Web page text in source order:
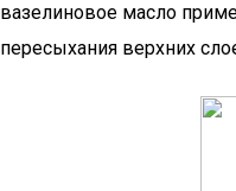
вазелиновое масло
пересыхания верхних